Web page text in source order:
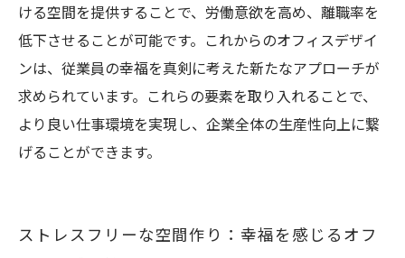
ける空間を提供することで、労働意欲を高め、離職率を
低下させることが可能です。これからのオフィスデザイ
ンは、従業員の幸福を真剣に考えた新たなアプローチが
求められています。これらの要素を取り入れることで、
より良い仕事環境を実現し、企業全体の生産性向上に繋
げることができます。
ストレスフリーな空間作り：幸福を感じるオフ